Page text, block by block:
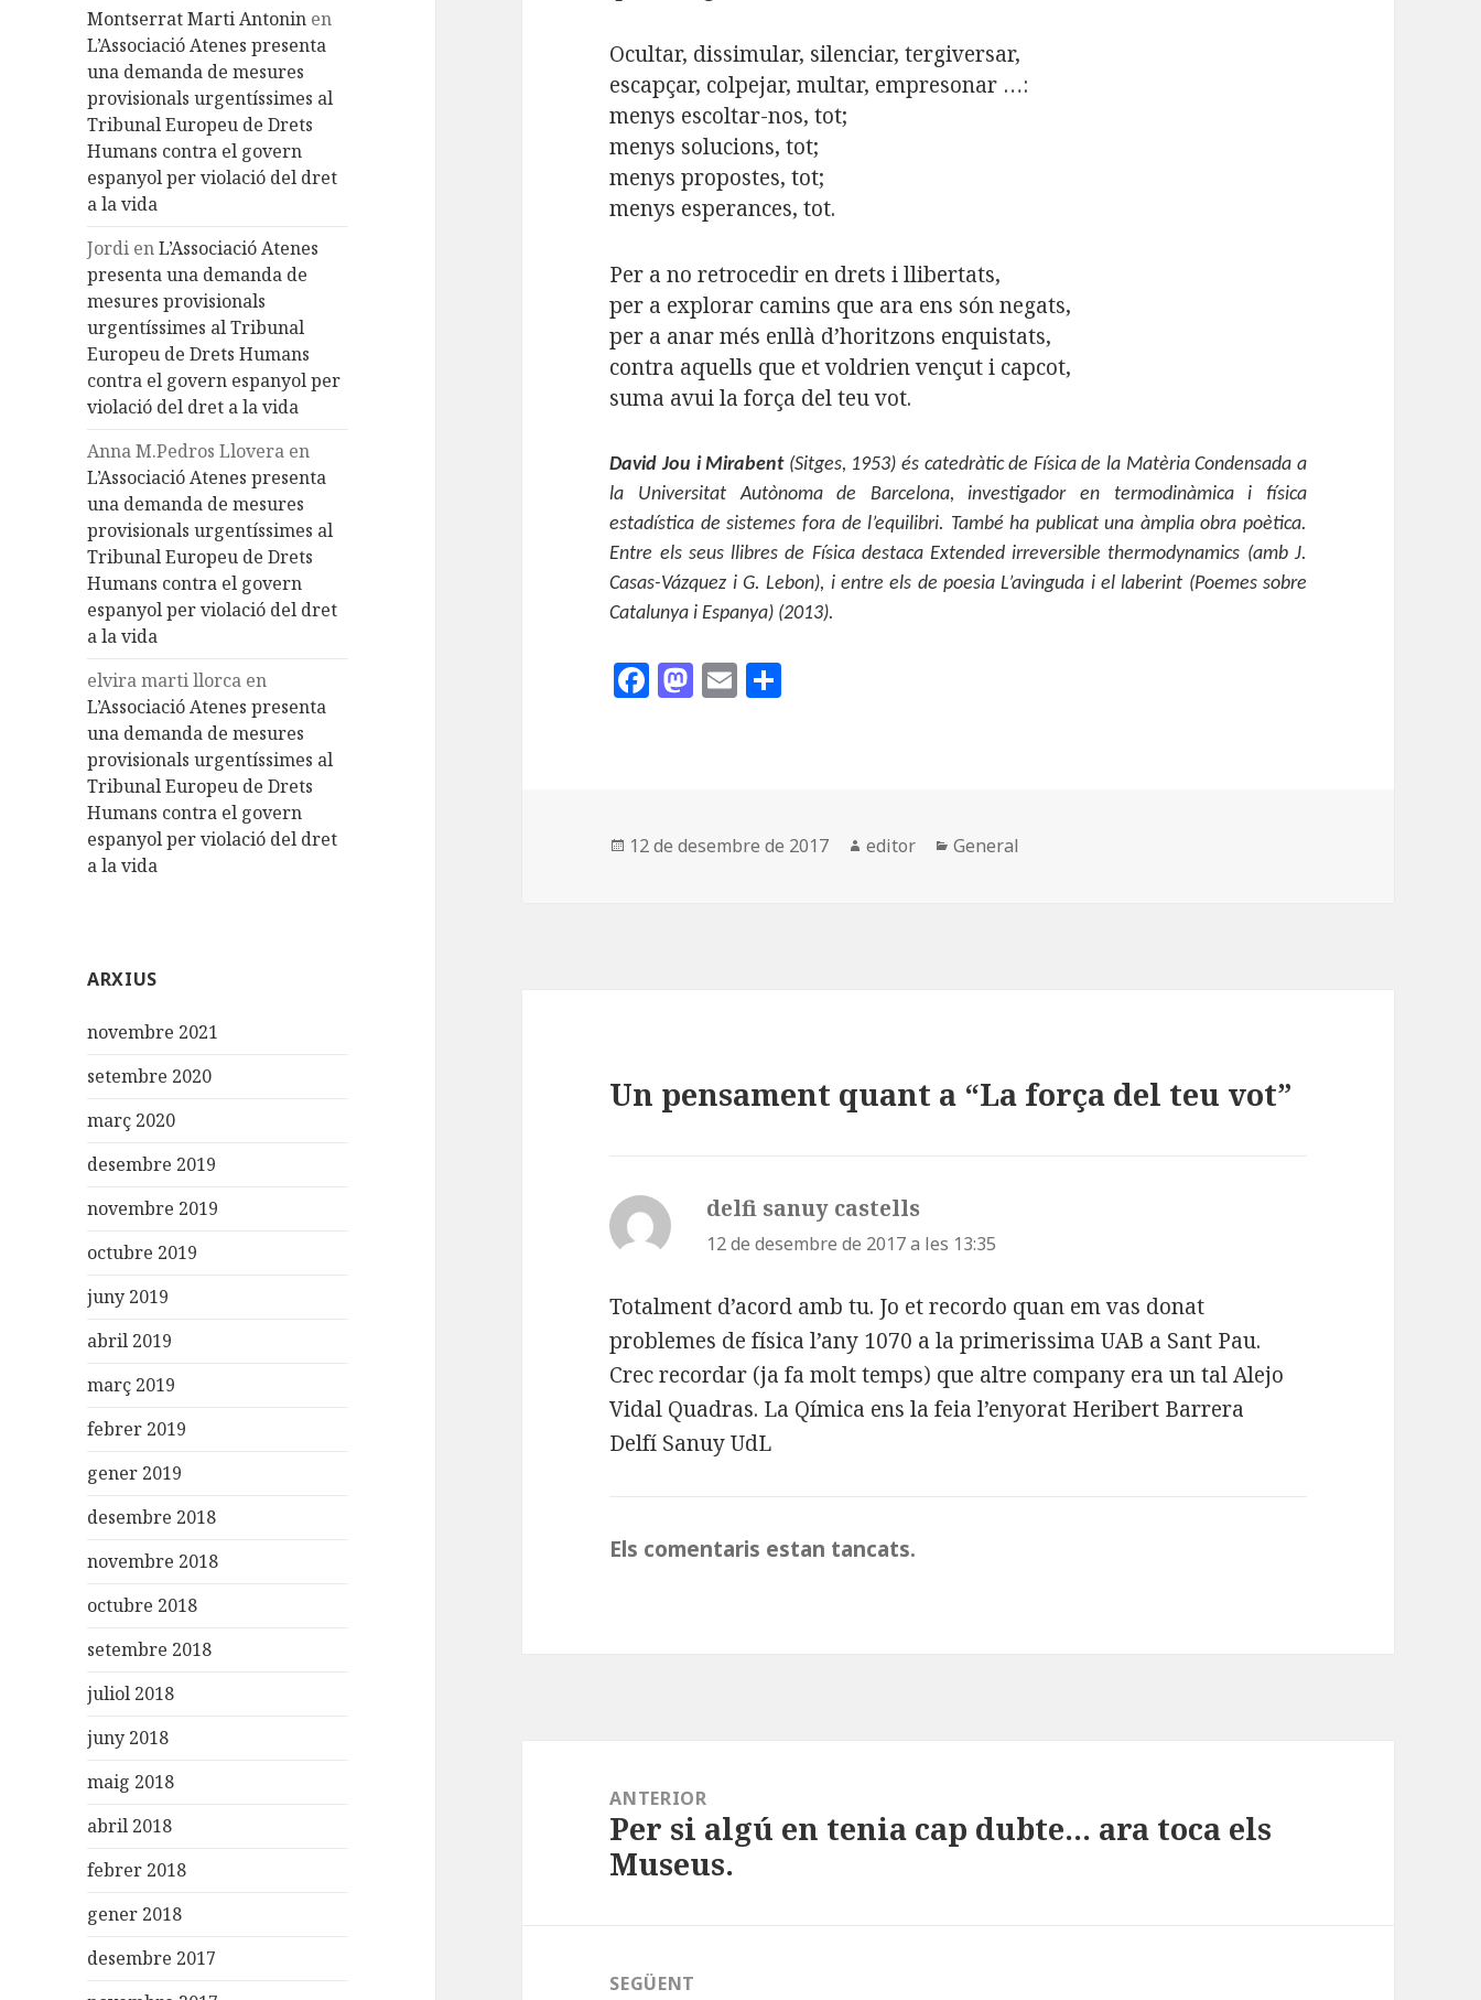
Montserrat Marti Antonin en
L’Associació Atenes presenta
una demanda de mesures
provisionals urgentíssimes al
Tribunal Europeu de Drets
Humans contra el govern
espanyol per violació del dret
a la vida
Jordi enL’Associació Atenes
presenta una demanda de
mesures provisionals
urgentíssimes al Tribunal
Europeu de Drets Humans
contra el govern espanyol per
violació del dret a la vida
Anna M.Pedros Llovera en
L’Associació Atenes presenta
una demanda de mesures
provisionals urgentíssimes al
Tribunal Europeu de Drets
Humans contra el govern
espanyol per violació del dret
a la vida
elvira marti llorca en
L’Associació Atenes presenta
una demanda de mesures
provisionals urgentíssimes al
Tribunal Europeu de Drets
Humans contra el govern
espanyol per violació del dret
a la vida
ARXIUS
novembre 2021
setembre 2020
març 2020
desembre 2019
novembre 2019
octubre 2019
juny 2019
abril 2019
març 2019
febrer 2019
gener 2019
desembre 2018
novembre 2018
octubre 2018
setembre 2018
juliol 2018
juny 2018
maig 2018
abril 2018
febrer 2018
gener 2018
desembre 2017
Ocultar, dissimular, silenciar, tergiversar,
escapçar, colpejar, multar, empresonar …:
menys escoltar-nos, tot;
menys solucions, tot;
menys propostes, tot;
menys esperances, tot.
Per a no retrocedir en drets i llibertats,
per a explorar camins que ara ens són negats,
per a anar més enllà d’horitzons enquistats,
contra aquells que et voldrien vençut i capcot,
suma avui la força del teu vot.
David Jou i Mirabent (Sitges, 1953) és catedràtic de Física de la Matèria Condensada a
la Universitat Autònoma de Barcelona, investigador en termodinàmica i física
estadística de sistemes fora de l’equilibri. També ha publicat una àmplia obra poètica.
Entre els seus llibres de Física destaca Extended irreversible thermodynamics (amb J.
Casas-Vázquez i G. Lebon), i entre els de poesia L’avinguda i el laberint (Poemes sobre
Catalunya i Espanya) (2013).
F
o
M
n
E
rt
Publicat
12 de desembre de 2017 Autor
editor Categories
General
Un pensament quant a “La força del teu vot”
delfi sanuy castells
dit:
12 de desembre de 2017 a les 13:35
Totalment d’acord amb tu. Jo et recordo quan em vas donat
problemes de física l’any 1070 a la primerissima UAB a Sant Pau.
Crec recordar (ja fa molt temps) que altre company era un tal Alejo
Vidal Quadras. La Qímica ens la feia l’enyorat Heribert Barrera
Delfí Sanuy UdL
Els comentaris estan tancats.
d'entradesANTERIOR
Entrada
anterior:
Per si algú en tenia cap dubte… ara toca els
Museus.
SEGÜENT